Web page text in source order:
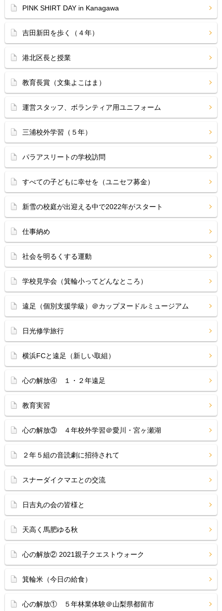
PINK SHIRT DAY in Kanagawa
吉田新田を歩く（４年）
港北区長と授業
教育長賞（文集よこはま）
運営スタッフ、ボランティア用ユニフォーム
三浦校外学習（５年）
パラアスリートの学校訪問
すべての子どもに幸せを（ユニセフ募金）
新雪の校庭が出迎える中で2022年がスタート
仕事納め
社会を明るくする運動
学校見学会（箕輪小ってどんなところ）
遠足（個別支援学級）＠カップヌードルミュージアム
日光修学旅行
横浜FCと遠足（新しい取組）
心の解放④ １・２年遠足
教育実習
心の解放③ ４年校外学習＠愛川・宮ヶ瀬湖
２年５組の音読劇に招待されて
スナーダイクマエとの交流
日吉丸の会の皆様と
天高く馬肥ゆる秋
心の解放② 2021親子クエストウォーク
箕輪米（今日の給食）
心の解放① ５年林業体験＠山梨県都留市